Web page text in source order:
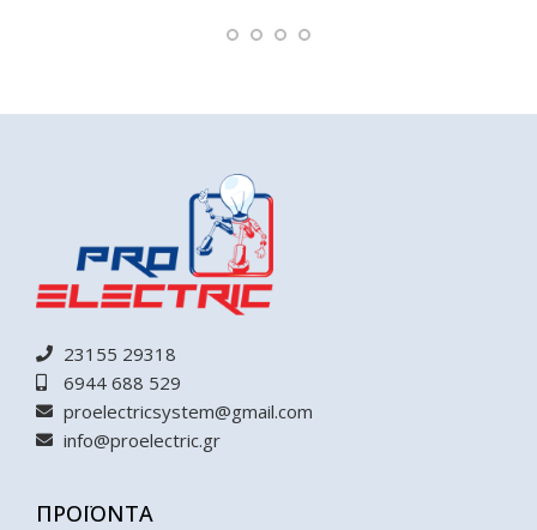
23155 29318
6944 688 529
proelectricsystem@gmail.com
info@proelectric.gr
ΠΡΟΪΟΝΤΑ